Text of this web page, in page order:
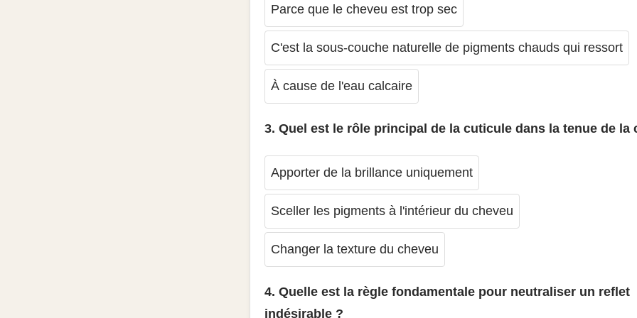
Parce que le cheveu est trop sec
C'est la sous-couche naturelle de pigments chauds qui ressort
À cause de l'eau calcaire
3. Quel est le rôle principal de la cuticule dans la tenue de la
Apporter de la brillance uniquement
Sceller les pigments à l'intérieur du cheveu
Changer la texture du cheveu
4. Quelle est la règle fondamentale pour neutraliser un reflet
indésirable ?